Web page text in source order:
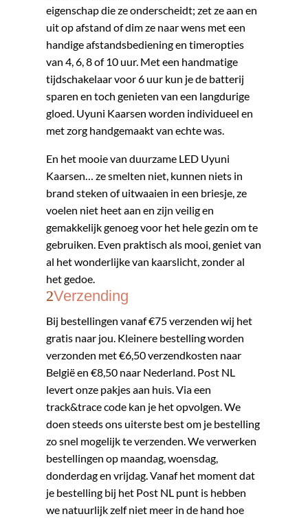
eigenschap die ze onderscheidt; zet ze aan en
uit op afstand of dim ze naar wens met een
handige afstandsbediening en timeropties
van 4, 6, 8 of 10 uur. Met een handmatige
tijdschakelaar voor 6 uur kun je de batterij
sparen en toch genieten van een langdurige
gloed. Uyuni Kaarsen worden individueel en
met zorg handgemaakt van echte was.
En het mooie van duurzame LED Uyuni
Kaarsen… ze smelten niet, kunnen niets in
brand steken of uitwaaien in een briesje, ze
voelen niet heet aan en zijn veilig en
gemakkelijk genoeg voor het hele gezin om te
gebruiken. Even praktisch als mooi, geniet van
al het wonderlijke van kaarslicht, zonder al
het gedoe.
Verzending
​​Bij bestellingen vanaf €75 verzenden wij het
gratis naar jou. Kleinere bestelling worden
verzonden met €6,50 verzendkosten naar
België en €8,50 naar Nederland. Post NL
levert onze pakjes aan huis. Via een
track&trace code kan je het opvolgen. We
doen steeds ons uiterste best om je bestelling
zo snel mogelijk te verzenden. We verwerken
bestellingen op maandag, woensdag,
donderdag en vrijdag. Vanaf het moment dat
je bestelling bij het Post NL punt is hebben
we natuurlijk zelf niet meer in de hand hoe